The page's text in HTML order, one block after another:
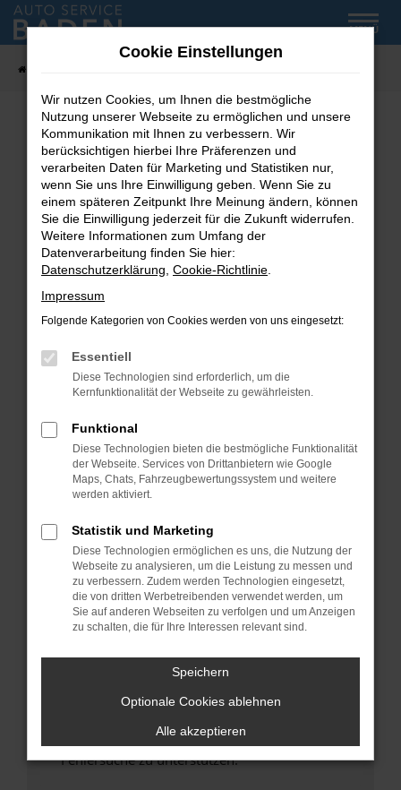
Zum
Hauptinhalt
MENÜ
Fehler: Network Error
Beim Laden ist ein Fehler aufgetreten.
Hier sind ein paar Tipps, die dir helfen können:
Überprüfe deine Firewall und deine
Internetverbindung.
Laden andere Webseiten, zum Beispiel deine
Suchmaschine?
Prüfe deine Browsererweiterungen.
können das Laden bestimmter Seiten
verhindern. Funktioniert die Seite in einem
Fenster?
Starte dein Gerät neu.
Das kann manchmal helfen, vorübergehende
Probleme zu beheben.
Betriebssystem auf dem neuesten Stand
sind.
Veraltete Software birgt nicht nur ein
Sicherheitsrisiko, sondern kann auch dazu
führen, dass bestimmte Funktionen nicht mehr
unterstützt werden.
Wende dich an den Webseitenbetreiber.
Wenn du alle oben genannten Schritte versucht
hast, kontaktiere uns bitte. Wir werden
uns diesen Text schicken, um uns bei der
Fehlersuche zu unterstützen:
Cookie Einstellungen
Wir nutzen Cookies, um Ihnen die bestmögliche
Nutzung unserer Webseite zu ermöglichen und unsere
Kommunikation mit Ihnen zu verbessern. Wir
berücksichtigen hierbei Ihre Präferenzen und
verarbeiten Daten für Marketing und Statistiken nur,
wenn Sie uns Ihre Einwilligung geben. Wenn Sie zu
einem späteren Zeitpunkt Ihre Meinung ändern, können
Sie die Einwilligung jederzeit für die Zukunft widerrufen.
Weitere Informationen zum Umfang der
Datenverarbeitung finden Sie hier:
Datenschutzerklärung Cookie-Richtlinie
Impressum
Folgende Kategorien von Cookies werden von uns eingesetzt:
Essentiell
Diese Technologien sind erforderlich, um die
Kernfunktionalität der Webseite zu gewährleisten.
Funktional
Diese Technologien bieten die bestmögliche Funktionalität
der Webseite. Services von Drittanbietern wie Google
Maps, Chats, Fahrzeugbewertungssystem und weitere
werden aktiviert.
Statistik und Marketing
Diese Technologien ermöglichen es uns, die Nutzung der
Webseite zu analysieren, um die Leistung zu messen und
zu verbessern. Zudem werden Technologien eingesetzt,
die von dritten Werbetreibenden verwendet werden, um
Sie auf anderen Webseiten zu verfolgen und um Anzeigen
zu schalten, die für Ihre Interessen relevant sind.
Speichern
Optionale Cookies ablehnen
Alle akzeptieren